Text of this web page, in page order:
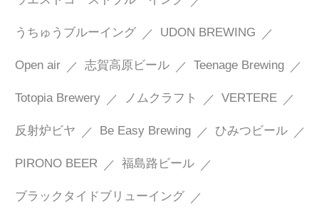
うちゅうブルーイング UDON BREWING
Open air 志賀高原ビール Teenage Brewing
Totopia Brewery ノムクラフト VERTERE
反射炉ビヤ Be Easy Brewing ひみつビール
PIRONO BEER 福島路ビール
ブラックタイドブリューイング